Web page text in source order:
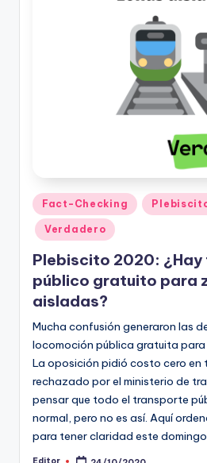
Publicado
en
Fact-Checking
Verdadero
Plebiscito 2020:
público gratuito para
aisladas?
Mucha confusión generaron las
locomoción pública gratuita
La oposición pidió costo cero en
rechazado por el ministerio de
pensar que todo el transporte
normal, pero no es así. Aquí
para tener claridad este